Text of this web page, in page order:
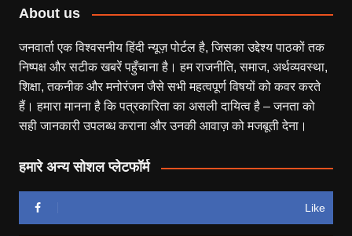
About us
जनवार्ता एक विश्वसनीय हिंदी न्यूज़ पोर्टल है, जिसका उद्देश्य पाठकों तक
निष्पक्ष और सटीक खबरें पहुँचाना है। हम राजनीति, समाज, अर्थव्यवस्था,
शिक्षा, तकनीक और मनोरंजन जैसे सभी महत्वपूर्ण विषयों को कवर करते
हैं। हमारा मानना है कि पत्रकारिता का असली दायित्व है – जनता को
सही जानकारी उपलब्ध कराना और उनकी आवाज़ को मजबूती देना।
हमारे अन्य सोशल प्लेटफॉर्म
Like